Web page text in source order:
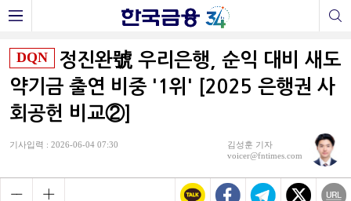
DQN
정진완號 우리은행, 순익 대비 새도
약기금 출연 비중 '1위' [2025 은행권 사
회공헌 비교②]
기사입력 : 2026-06-04 07:30
김성훈 기자
voicer@fntimes.com